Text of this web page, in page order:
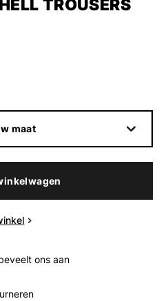
TROUSERS
maat
ons aan